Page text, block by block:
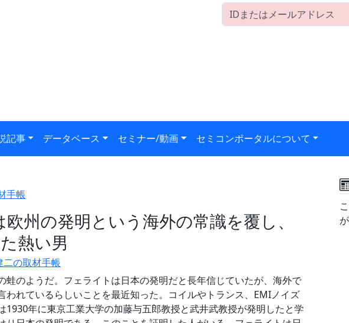
記事 データベース セミナー/動画 セミコンポータルについて
手帳
州の発明という海外の常識を覆し、
熱い男
二の取材手帳
蛙のようだ。フェライトは日本の発明だと長年信じていたが、海外で
われているらしいことを最近知った。コイルやトランス、EMIノイズ
1930年に東京工業大学の加藤与五郎教授と武井武教授が発明したと学